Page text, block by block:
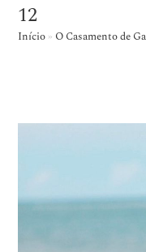
12
Início » O Casamento de